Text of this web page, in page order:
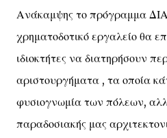
Ανάκαμψης το πρόγραμμα
χρηματοδοτικό εργαλείο θα
ιδιοκτήτες να διατηρήσουν
αριστουργήματα , τα οποία
φυσιογνωμία των πόλεων,
παραδοσιακής μας